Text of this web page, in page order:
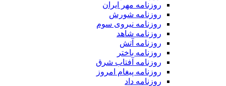
روزنامه مهر ایران
روزنامه شورش
روزنامه نیروی سوم
روزنامه شاهد
روزنامه آتش
روزنامه باختر
روزنامه آفتاب شرق
روزنامه پیغام امروز
روزنامه داد